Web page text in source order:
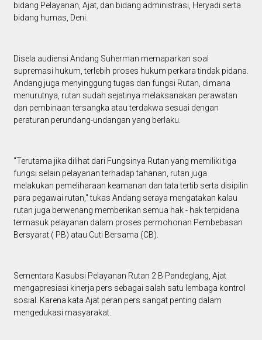
bidang Pelayanan, Ajat, dan bidang administrasi, Heryadi serta
bidang humas, Deni.
Disela audiensi Andang Suherman memaparkan soal
supremasi hukum, terlebih proses hukum perkara tindak pidana.
Andang juga menyinggung tugas dan fungsi Rutan, dimana
menurutnya, rutan sudah sejatinya melaksanakan perawatan
dan pembinaan tersangka atau terdakwa sesuai dengan
peraturan perundang-undangan yang berlaku.
"Terutama jika dilihat dari Fungsinya Rutan yang memiliki tiga
fungsi selain pelayanan terhadap tahanan, rutan juga
melakukan pemeliharaan keamanan dan tata tertib serta disipilin
para pegawai rutan," tukas Andang seraya mengatakan kalau
rutan juga berwenang memberikan semua hak - hak terpidana
termasuk pelayanan dalam proses permohonan Pembebasan
Bersyarat ( PB) atau Cuti Bersama (CB).
Sementara Kasubsi Pelayanan Rutan 2 B Pandeglang, Ajat
mengapresiasi kinerja pers sebagai salah satu lembaga kontrol
sosial. Karena kata Ajat peran pers sangat penting dalam
mengedukasi masyarakat.